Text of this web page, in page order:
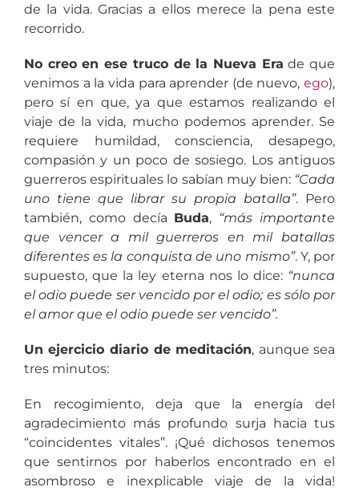
de la vida. Gracias a ellos merece la pena este
recorrido.
No creo en ese truco de la Nueva Era de que
venimos a la vida para aprender (de nuevo,ego),
pero sí en que, ya que estamos realizando el
viaje de la vida, mucho podemos aprender. Se
requiere humildad, consciencia, desapego,
compasión y un poco de sosiego. Los antiguos
guerreros espirituales lo sabían muy bien: “Cada
uno tiene que librar su propia batalla”. Pero
también, como decía Buda, “más importante
que vencer a mil guerreros en mil batallas
diferentes es la conquista de uno mismo”. Y, por
supuesto, que la ley eterna nos lo dice: “nunca
el odio puede ser vencido por el odio; es sólo por
el amor que el odio puede ser vencido”.
Un ejercicio diario de meditación, aunque sea
tres minutos:
En recogimiento, deja que la energía del
agradecimiento más profundo surja hacia tus
“coincidentes vitales”. ¡Qué dichosos tenemos
que sentirnos por haberlos encontrado en el
asombroso e inexplicable viaje de la vida!